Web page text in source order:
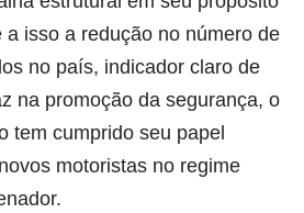
a isso a redução no número de
no país, indicador claro de
na promoção da segurança, o
tem cumprido seu papel
motoristas no regime